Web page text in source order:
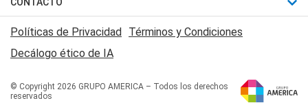
Judiciales
Economia
Trucos caseros
Series y Películas
Edictos y Solicitadas
Automovilismo
Rugby
Básquet
San Juan 8
CONTACTO
Acerca de Nosotros
Contactanos
Políticas de Privacidad
Términos y Condiciones
Decálogo ético de IA
© Copyright 2026 GRUPO AMERICA – Todos los derechos
reservados